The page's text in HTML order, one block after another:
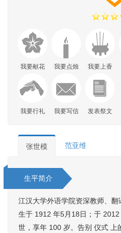
我要献花 我要点烛 我要上香
我要行礼 我要写信 发表祭文
张世模 范亚维
生平简介
江汉大学外语学院资深教师、翻
生于 1912 年5月18日；于
世，享年 100 岁。告别 仪式 上